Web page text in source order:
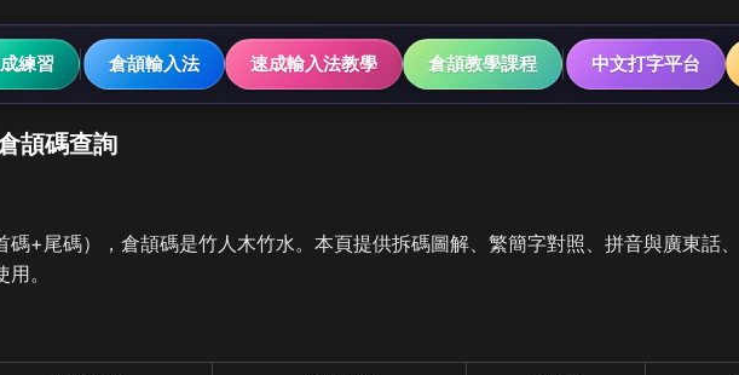
練習 倉頡輸入法 速成輸入法教學 倉頡教學課程 中文打字平台
頡碼查詢
碼+尾碼），倉頡碼是竹人木竹水。本頁提供拆碼圖解、繁簡字對照、拼音與廣東話
。